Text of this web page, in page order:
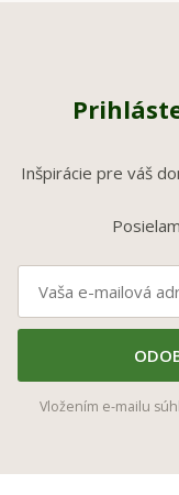
Inšpirácie pre váš
Vložením e-mailu